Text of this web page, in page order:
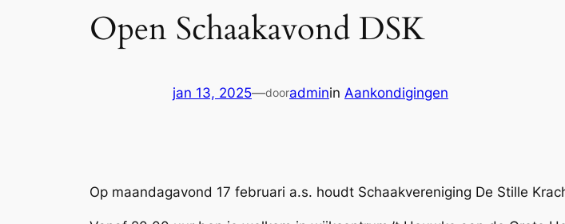
Open Schaakavond DSK
jan 13, 2025—dooradminin Aankondigingen
Op maandagavond 17 februari a.s. houdt Schaakvereniging De Stille